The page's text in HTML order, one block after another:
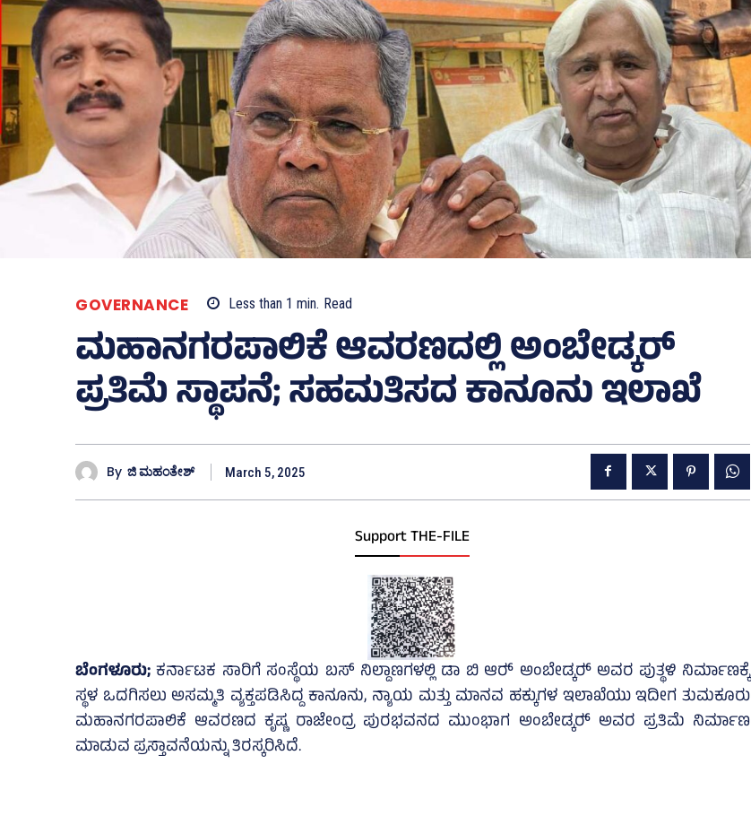
GOVERNANCE Less than 1 min. Read
ಮಹಾನಗರಪಾಲಿಕೆ ಆವರಣದಲ್ಲಿ ಅಂಬೇಡ್ಕರ್
ಪ್ರತಿಮೆ ಸ್ಥಾಪನೆ; ಸಹಮತಿಸದ ಕಾನೂನು ಇಲಾಖೆ
By ಜಿ ಮಹಂತೇಶ್ March 5, 2025
Support THE-FILE
ಬೆಂಗಳೂರು; ಕರ್ನಾಟಕ ಸಾರಿಗೆ ಸಂಸ್ಥೆಯ ಬಸ್‌ ನಿಲ್ದಾಣಗಳಲ್ಲಿ ಡಾ ಬಿ ಆರ್‍‌ ಅಂಬೇಡ್ಕರ್‍‌ ಅವರ ಪುತ್ಥಳಿ ನಿರ್ಮಾಣಕ್ಕೆ
ಸ್ಥಳ ಒದಗಿಸಲು ಅಸಮ್ಮತಿ ವ್ಯಕ್ತಪಡಿಸಿದ್ದ ಕಾನೂನು, ನ್ಯಾಯ ಮತ್ತು ಮಾನವ ಹಕ್ಕುಗಳ ಇಲಾಖೆಯು ಇದೀಗ ತುಮಕೂರು
ಮಹಾನಗರಪಾಲಿಕೆ ಆವರಣದ ಕೃಷ್ಣ ರಾಜೇಂದ್ರ ಪುರಭವನದ ಮುಂಭಾಗ ಅಂಬೇಡ್ಕರ್‍‌ ಅವರ ಪ್ರತಿಮೆ ನಿರ್ಮಾಣ
ಮಾಡುವ ಪ್ರಸ್ತಾವನೆಯನ್ನು ತಿರಸ್ಕರಿಸಿದೆ.